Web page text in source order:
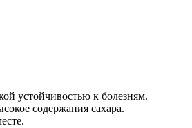
устойчи­востью к болезням.
содержания сахара.